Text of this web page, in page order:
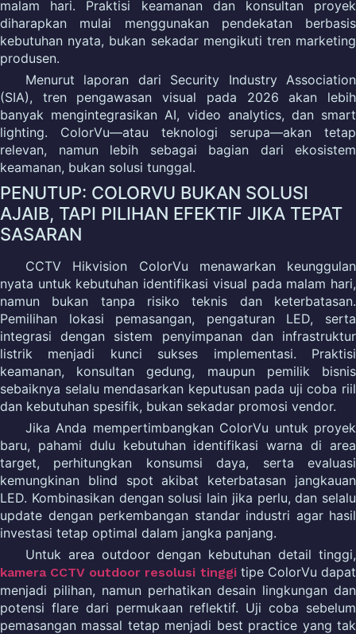
malam hari. Praktisi keamanan dan konsultan proyek
diharapkan mulai menggunakan pendekatan berbasis
kebutuhan nyata, bukan sekadar mengikuti tren marketing
produsen.
Menurut laporan dari Security Industry Association
(SIA), tren pengawasan visual pada 2026 akan lebih
banyak mengintegrasikan AI, video analytics, dan smart
lighting. ColorVu—atau teknologi serupa—akan tetap
relevan, namun lebih sebagai bagian dari ekosistem
keamanan, bukan solusi tunggal.
PENUTUP: COLORVU BUKAN SOLUSI
AJAIB, TAPI PILIHAN EFEKTIF JIKA TEPAT
SASARAN
CCTV Hikvision ColorVu menawarkan keunggulan
nyata untuk kebutuhan identifikasi visual pada malam hari,
namun bukan tanpa risiko teknis dan keterbatasan.
Pemilihan lokasi pemasangan, pengaturan LED, serta
integrasi dengan sistem penyimpanan dan infrastruktur
listrik menjadi kunci sukses implementasi. Praktisi
keamanan, konsultan gedung, maupun pemilik bisnis
sebaiknya selalu mendasarkan keputusan pada uji coba riil
dan kebutuhan spesifik, bukan sekadar promosi vendor.
Jika Anda mempertimbangkan ColorVu untuk proyek
baru, pahami dulu kebutuhan identifikasi warna di area
target, perhitungkan konsumsi daya, serta evaluasi
kemungkinan blind spot akibat keterbatasan jangkauan
LED. Kombinasikan dengan solusi lain jika perlu, dan selalu
update dengan perkembangan standar industri agar hasil
investasi tetap optimal dalam jangka panjang.
Untuk area outdoor dengan kebutuhan detail tinggi,
kamera CCTV outdoor resolusi tinggitipe ColorVu dapat
menjadi pilihan, namun perhatikan desain lingkungan dan
potensi flare dari permukaan reflektif. Uji coba sebelum
pemasangan massal tetap menjadi best practice yang tak